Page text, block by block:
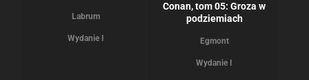
Labrum
Wydanie I
Conan, tom 05: Groza w
podziemiach
Egmont
Wydanie I